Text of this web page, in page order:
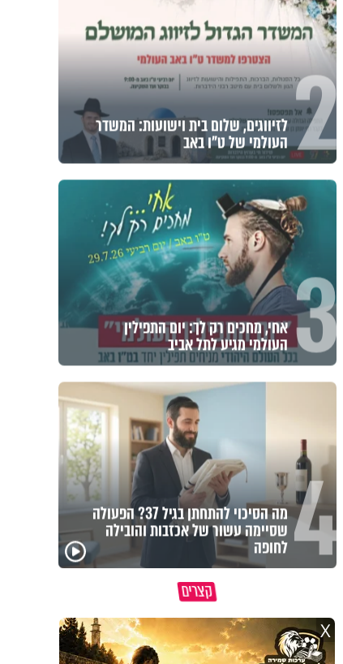
2 לזיווגים, שלום בית וישועות: המשדר
העולמי של ט"ו באב
3 אחי, מחכים רק לך: יום התפילין
העולמי מגיע לתל אביב
4 מה הסיכוי להתחתן בגיל 37? הפעולה
שסיימה עשור של אכזבות והובילה
לחופה
קצרים
מדוע האמונה נמשלה
גם ׳הרע׳ זה הרחמים של
X